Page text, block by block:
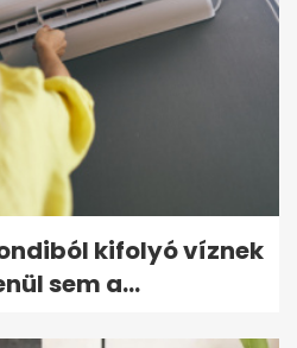
kifolyó víznek
sem a...